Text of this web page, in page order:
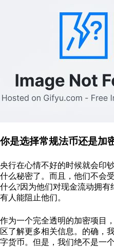
你是选择常规法币还是加
央行在心情不好的时候就会印
什么秘密了。而且，他们不会
什么?因为他们对现金流动拥有
有人能阻止他们。
作为一个完全透明的加密项目
区了解更多相关信息。的确，
字货币。但是，我们绝不是一